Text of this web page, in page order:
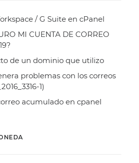
/ G Suite en cPanel
MI CUENTA DE CORREO
de un dominio que utilizo
problemas con los correos
1)
acumulado en cpanel